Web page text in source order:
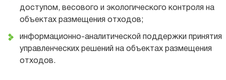
доступом, весового и экологического контроля на
объектах размещения отходов;
информационно-аналитической поддержки принятия
управленческих решений на объектах размещения
отходов.